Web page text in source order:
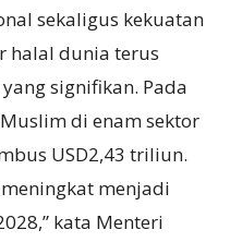
sekaligus kekuatan
halal dunia terus
signifikan. Pada
di enam sektor
USD2,43 triliun.
menjadi
kata Menteri